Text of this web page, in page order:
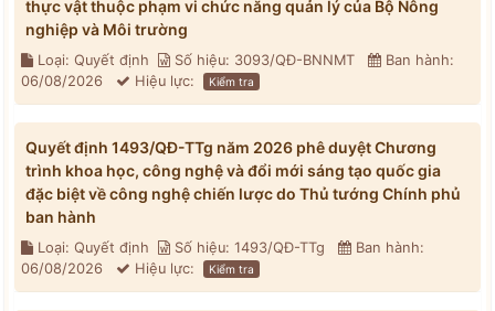
thực vật thuộc phạm vi chức năng quản lý của Bộ Nông
nghiệp và Môi trường
Loại: Quyết định Số hiệu: 3093/QĐ-BNNMT
Ban hành:
06/08/2026
Hiệu lực: Kiểm tra
Quyết định 1493/QĐ-TTg năm 2026 phê duyệt Chương
trình khoa học, công nghệ và đổi mới sáng tạo quốc gia
đặc biệt về công nghệ chiến lược do Thủ tướng Chính phủ
ban hành
Loại: Quyết định Số hiệu: 1493/QĐ-TTg
Ban hành:
06/08/2026
Hiệu lực: Kiểm tra